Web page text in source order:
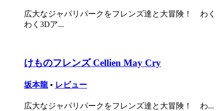
広大なジャパリパークをフレンズ達と大冒険！ わく
わく3Dア...
けものフレンズ Cellien May Cry
坂本龍 • レビュー
広大なジャパリパークをフレンズ達と大冒険！ わ...